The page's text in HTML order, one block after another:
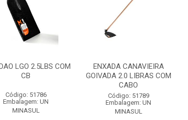
LGO 2.5LBS COM
CB
Código: 51786
Embalagem: UN
MINASUL
ENXADA CANAVIEIRA
GOIVADA 2.0 LIBRAS COM
CABO
Código: 51789
Embalagem: UN
MINASUL